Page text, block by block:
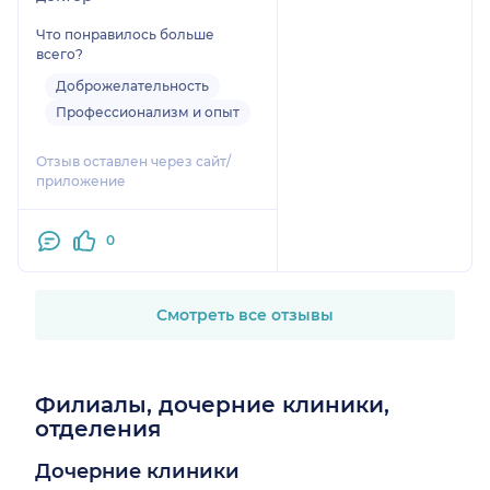
Что понравилось больше
всего?
Доброжелательность
Профессионализм и опыт
Отзыв оставлен через сайт/
приложение
0
Смотреть все отзывы
Филиалы, дочерние клиники,
отделения
Дочерние клиники